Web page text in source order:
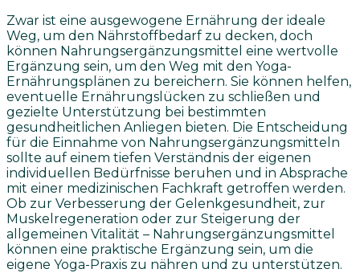
Zwar ist eine ausgewogene Ernährung der ideale
Weg, um den Nährstoffbedarf zu decken, doch
können Nahrungsergänzungsmittel eine wertvolle
Ergänzung sein, um den Weg mit den Yoga-
Ernährungsplänen zu bereichern. Sie können helfen,
eventuelle Ernährungslücken zu schließen und
gezielte Unterstützung bei bestimmten
gesundheitlichen Anliegen bieten. Die Entscheidung
für die Einnahme von Nahrungsergänzungsmitteln
sollte auf einem tiefen Verständnis der eigenen
individuellen Bedürfnisse beruhen und in Absprache
mit einer medizinischen Fachkraft getroffen werden.
Ob zur Verbesserung der Gelenkgesundheit, zur
Muskelregeneration oder zur Steigerung der
allgemeinen Vitalität – Nahrungsergänzungsmittel
können eine praktische Ergänzung sein, um die
eigene Yoga-Praxis zu nähren und zu unterstützen.